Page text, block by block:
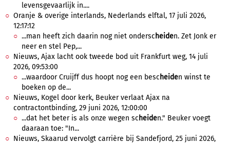
levensgevaarlijk in....
Oranje & overige interlands, Nederlands elftal, 17 juli 2026,
12:17:12
...man heeft zich daarin nog niet ondersc heiden. Zet Jonk er
neer en stel Pep,...
Nieuws, Ajax lacht ook tweede bod uit Frankfurt weg, 14 juli
2026, 09:53:00
...waardoor Cruijff dus hoopt nog een besc heiden winst te
boeken op de...
Nieuws, Kogel door kerk, Beuker verlaat Ajax na
contractontbinding, 29 juni 2026, 12:00:00
...dat het beter is als onze wegen sc heiden." Beuker voegt
daaraan toe: "In...
Nieuws, Skaarud vervolgt carrière bij Sandefjord, 25 juni 2026,